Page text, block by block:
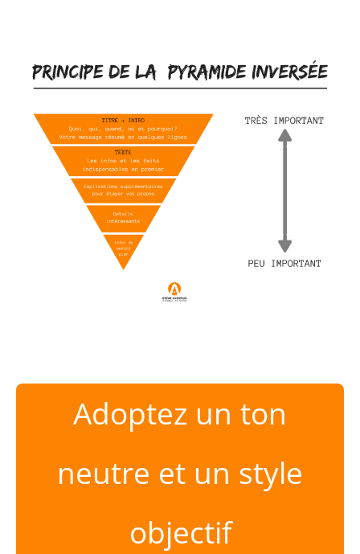
Adoptez un ton
neutre et un style
objectif